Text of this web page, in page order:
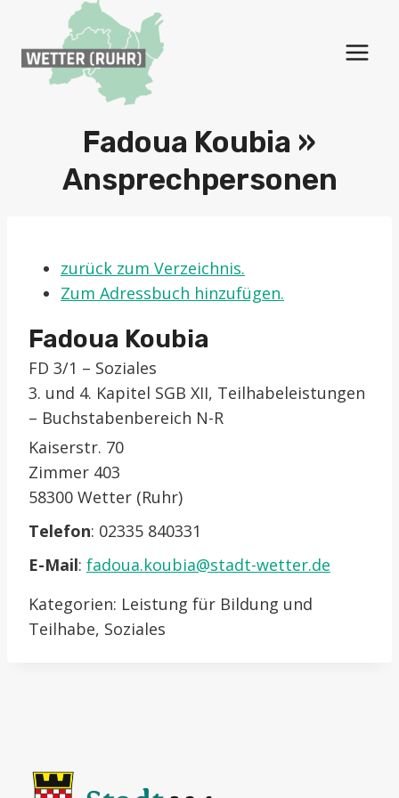
springen
Fadoua Koubia »
Ansprechpersonen
zurück zum Verzeichnis.
Zum Adressbuch hinzufügen.
Fadoua Koubia
FD 3/1 – Soziales
3. und 4. Kapitel SGB XII, Teilhabeleistungen
– Buchstabenbereich N-R
Kaiserstr. 70
Zimmer 403
58300 Wetter (Ruhr)
Telefon: 02335 840331
E-Mail: fadoua.koubia@stadt-wetter.de
Kategorien: Leistung für Bildung und
Teilhabe, Soziales